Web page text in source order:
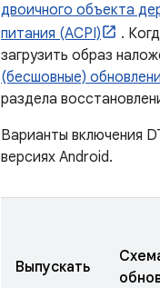
двоичного объекта
питания (ACPI)
.
загрузить образ
(бесшовные)
раздела
Варианты включения
версиях Android.
Выпускать